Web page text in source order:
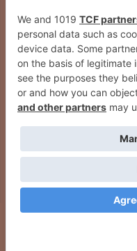
Detenido un menor de 17